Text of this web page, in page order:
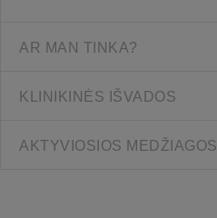
AR MAN TINKA?
KLINIKINĖS IŠVADOS
AKTYVIOSIOS MEDŽIAGOS